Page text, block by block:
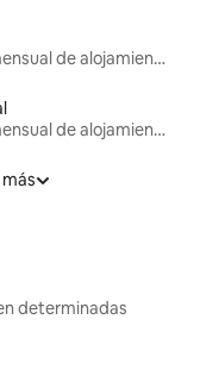
Renta mensual de alojamientos
Renta mensual de alojamientos
determinadas